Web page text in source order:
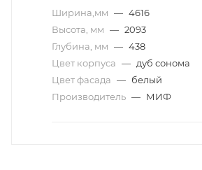
Ширина,мм — 4616
Высота, мм — 2093
Глубина, мм — 438
Цвет корпуса — дуб сонома
Цвет фасада — белый
Производитель — МИФ